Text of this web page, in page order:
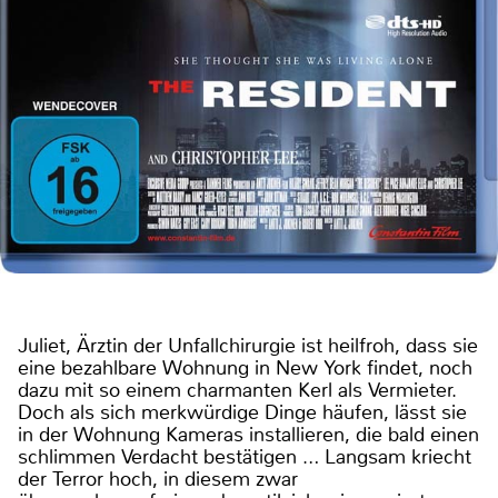
Juliet, Ärztin der Unfallchirurgie ist heilfroh, dass sie
eine bezahlbare Wohnung in New York findet, noch
dazu mit so einem charmanten Kerl als Vermieter.
Doch als sich merkwürdige Dinge häufen, lässt sie
in der Wohnung Kameras installieren, die bald einen
schlimmen Verdacht bestätigen … Langsam kriecht
der Terror hoch, in diesem zwar